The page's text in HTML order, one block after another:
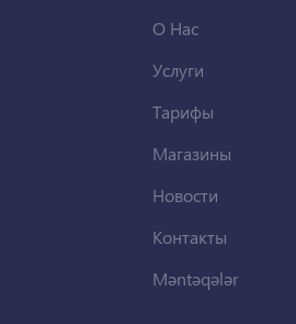
О Нас
Услуги
Тарифы
Магазины
Новости
Контакты
Məntəqələr